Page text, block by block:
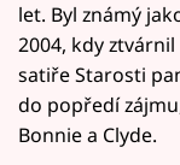
let. Byl známý
2004, kdy
satiře Starosti
do popředí
Bonnie a Clyde.